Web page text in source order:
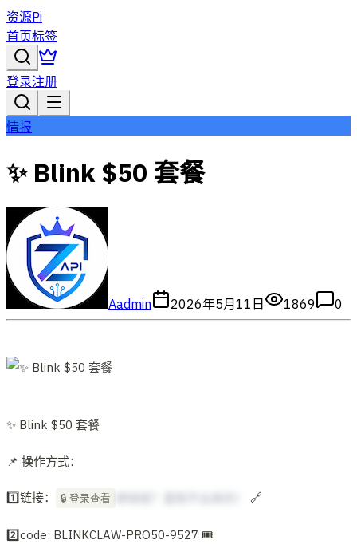
资源Pi
首页标签
登录注册
情报
✨ Blink $50 套餐
Aadmin 2026年5月11日 1869 0
✨ Blink $50 套餐
📌 操作方式：
1️⃣链接： 🔒 登录查看 🔗
2️⃣code: BLINKCLAW-PRO50-9527 🎟